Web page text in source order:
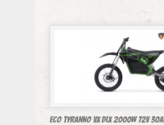
Eco TYRANNO VX DLX 2000W 72v